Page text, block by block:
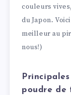
couleurs
du Japon.
meilleur au
nous!)
poudre de